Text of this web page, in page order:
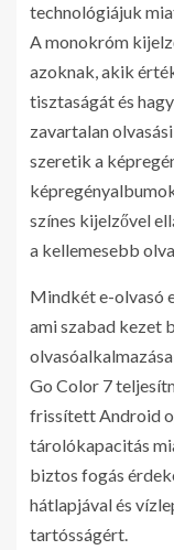
technológiájuk
A monokróm
azoknak, akik
tisztaságát és
zavartalan
szeretik a
színes kijelzővel
a kellemesebb
Mindkét e-olvasó
ami szabad kezet
Go Color 7
frissített Android
tárolókapacitás
biztos fogás
hátlapjával és
tartósságért.